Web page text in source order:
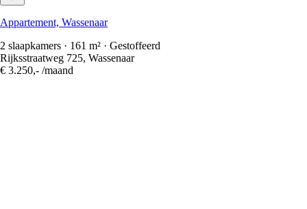
Appartement, Wassenaar
2 slaapkamers · 161 m² · Gestoffeerd
Rijksstraatweg 725, Wassenaar
€ 3.250,- /maand